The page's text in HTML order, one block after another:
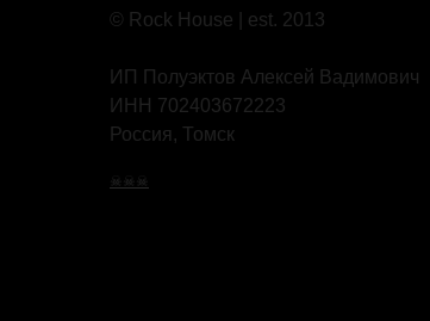
© Rock House | est. 2013
ИП Полуэктов Алексей Вадимович
ИНН 702403672223
Россия, Томск
☠☠☠